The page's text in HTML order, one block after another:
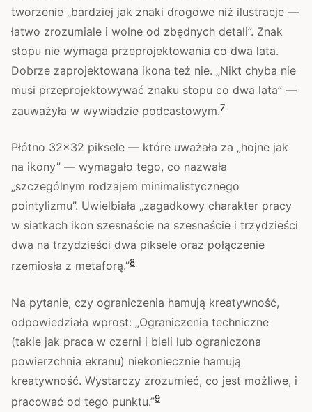
tworzenie „bardziej jak znaki drogowe niż ilustracje —
łatwo zrozumiałe i wolne od zbędnych detali”. Znak
stopu nie wymaga przeprojektowania co dwa lata.
Dobrze zaprojektowana ikona też nie. „Nikt chyba nie
musi przeprojektowywać znaku stopu co dwa lata” —
zauważyła w wywiadzie podcastowym.7
Płótno 32×32 piksele — które uważała za „hojne jak
na ikony” — wymagało tego, co nazwała
„szczególnym rodzajem minimalistycznego
pointylizmu”. Uwielbiała „zagadkowy charakter pracy
w siatkach ikon szesnaście na szesnaście i trzydzieści
dwa na trzydzieści dwa piksele oraz połączenie
rzemiosła z metaforą.”8
Na pytanie, czy ograniczenia hamują kreatywność,
odpowiedziała wprost: „Ograniczenia techniczne
(takie jak praca w czerni i bieli lub ograniczona
powierzchnia ekranu) niekoniecznie hamują
kreatywność. Wystarczy zrozumieć, co jest możliwe, i
pracować od tego punktu.”9